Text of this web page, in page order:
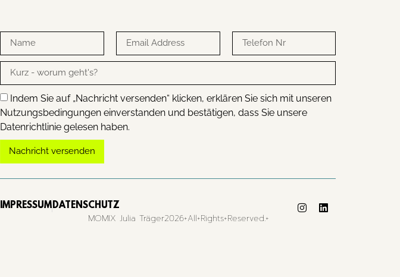
Indem Sie auf „Nachricht versenden“ klicken, erklären Sie sich mit unseren
Nutzungsbedingungen einverstanden und bestätigen, dass Sie unsere
Datenrichtlinie gelesen haben.
Nachricht versenden
IMPRESSUMDATENSCHUTZ
MOMIX Julia Träger2026+All+Rights+Reserved.+